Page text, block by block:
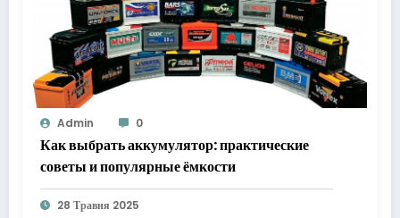
Admin 0
Как выбрать аккумулятор: практические
советы и популярные ёмкости
28 Травня 2025